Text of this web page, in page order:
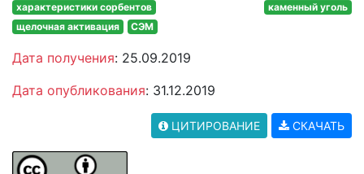
характеристики сорбентов
каменный уголь
щелочная активация
СЭМ
Дата получения: 25.09.2019
Дата опубликования: 31.12.2019
ЦИТИРОВАНИЕ СКАЧАТЬ